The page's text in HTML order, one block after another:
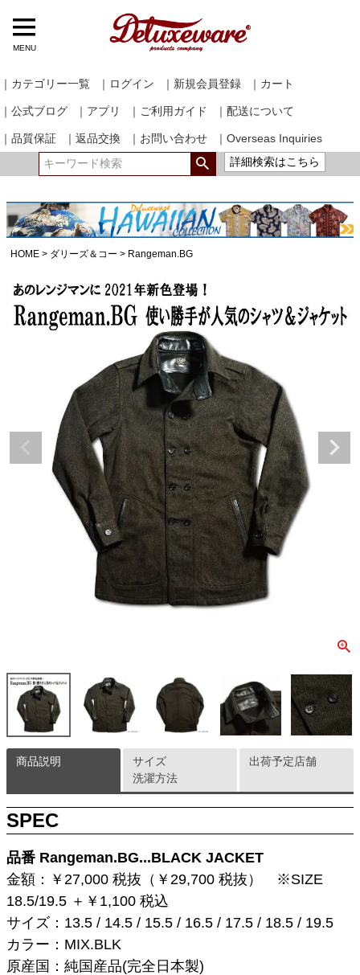
MENU
｜カテゴリー一覧 ｜ログイン ｜新規会員登録 ｜カート
｜公式ブログ ｜アプリ ｜ご利用ガイド ｜配送について
｜品質保証 ｜返品交換 ｜お問い合わせ
｜Overseas Inquiries
詳細検索はこちら
HOME ダリーズ＆コー Rangeman.BG
商品説明
SPEC
品番 Rangeman.BG...BLACK JACKET
金額：￥27,000 税抜（￥29,700 税抜） ※SIZE
18.5/19.5 ＋￥1,100 税込
サイズ：13.5 / 14.5 / 15.5 / 16.5 / 17.5 / 18.5 / 19.5
カラー：MIX.BLK
原産国：純国産品(完全日本製)
サイズ
洗濯方法
出荷予定店舗